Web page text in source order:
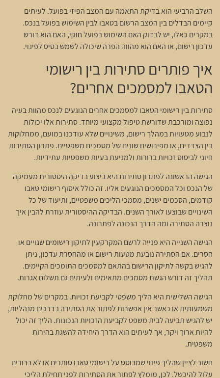
השלב הרביעי הוא בדיקת התאמה עם המצב הפיזי בפועל. לעיתים
קיימים הבדלים בין המצב הרשום בטאבו לבין השימוש בפועל בנכס.
במקרים כאלו, יש לבדוק האם השימוש בפועל חוקי, האם הוא דורש
עדכון רישום, או האם הוא מהווה הפרה שיכולה לשמש בסיס לפינוי.
איך פותרים סתירות בין רישומי
הטאבו למסמכים אחרים?
סתירות בין רישומי הטאבו למסמכים אחרים הנוגעים לנכס מהוות בעיה
נפוצה ומורכבת שדורשת טיפול מקצועי מיוחד. סתירות אלו יכולות
לנבוע מטעויות במהלך רישום, משינויים שלא עודכנו במועם, ממחלוקות
בין הצדדים, או מפירושים שונים של מסמכים משפטיים. פתרון הסתירות
חיוני לביסוס זכויות ברורות ולמניעת בעיות משפטיות עתידיות.
הגישה הראשונה לפתרון סתירות היא ביצוע בדיקה היסטורית מעמיקה
של הנכס וכל המסמכים הנוגעים אליו. זה כולל איסוף רישומי טאבו
קודמים, הסכמים ישנים, מסמכי הליכים משפטיים, ותיעוד של כל
השינויים שבוצעו לאורך השנים. הבדיקה ההיסטורית עוזרת להבין איך
נוצרה הסתירה ומה הדרך הנכונה לפתרונה.
הגישה השנייה היא פנייה לרשם המקרקעין לתיקון רישומים שגויים או
חסרים. אם הסתירה נובעת מטעות רישום או מהחסרת עדכון, ניתן
להגיש בקשה לתיקון הרישום בהתאם למסמכים התומכים הקיימים.
תהליך זה דורש הגשת מסמכים מתאימים ולעיתים גם תשלום אגרות.
הגישה השלישית היא הליך משפטי לקביעת זכויות. במקרים של מחלוקת
משמעותית או כאשר אין אפשרות לפתור את הסתירה בדרכים מנהליות,
יש להגיש תביעה לבית משפט לקביעת הזכויות הנכונות. הליך זה יכול
להיות ארוך ויקר, אך לעיתים הוא הדרך היחידה להשגת בהירות
משפטית.
חשוב לציין שהליך פינוי שמבוסס על רישומי טאבו סותרים או לא ברורים
עלול להיכשל. לכן, מומלץ לפתור את הסתירות לפני תחילת הליכי